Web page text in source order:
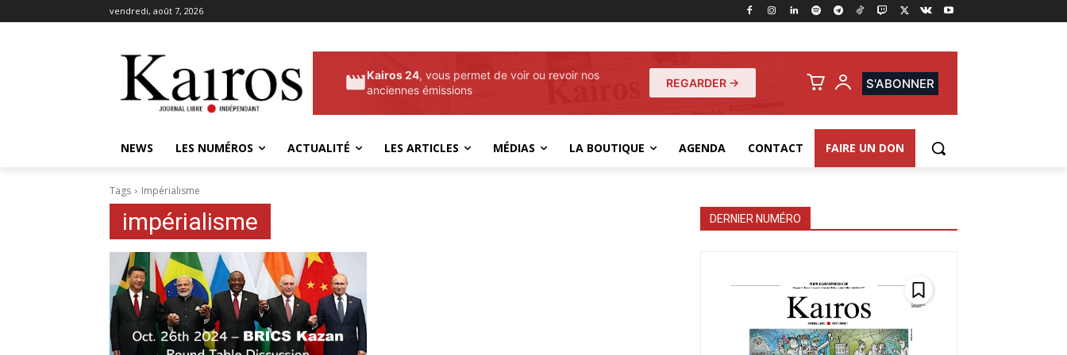
vendredi, août 7, 2026
Kairos 24, vous permet de voir ou revoir nos
anciennes émissions
REGARDER → S'ABONNER
NEWS LES NUMÉROS ACTUALITÉ LES ARTICLES MÉDIAS LA BOUTIQUE AGENDA CONTACT FAIRE UN DON
Tags Impérialisme
impérialisme DERNIER NUMÉRO